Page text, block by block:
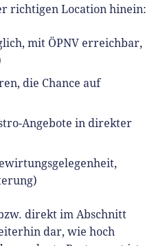
richtigen Location hinein:
mit ÖPNV erreichbar,
die Chance auf
Angebote in direkter
direkt im Abschnitt
dar, wie hoch